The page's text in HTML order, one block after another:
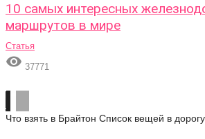
10 самых интересных
маршрутов в мире
Статья
 37771
Что взять в Брайтон Список вещей в дорогу